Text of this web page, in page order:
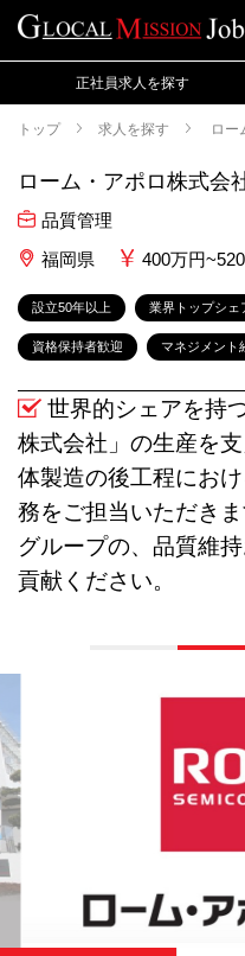
正社員求人を探す
トップ 求人を探す ロー
ローム・アポロ株式会
品質管理
福岡県
400万円
設立50年以上 業界トップシェ
資格保持者歓迎 マネジメント
世界的シェアを持
株式会社」の生産を
体製造の後工程にお
務をご担当いただき
グループの、品質維
貢献ください。